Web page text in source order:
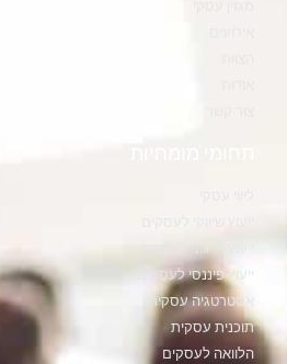
ייעוץ ארגוני לעסקים
ייעוץ פיננסי לעסקים
אסטרטגיה עסקית
תוכנית עסקית
הלוואה לעסקים